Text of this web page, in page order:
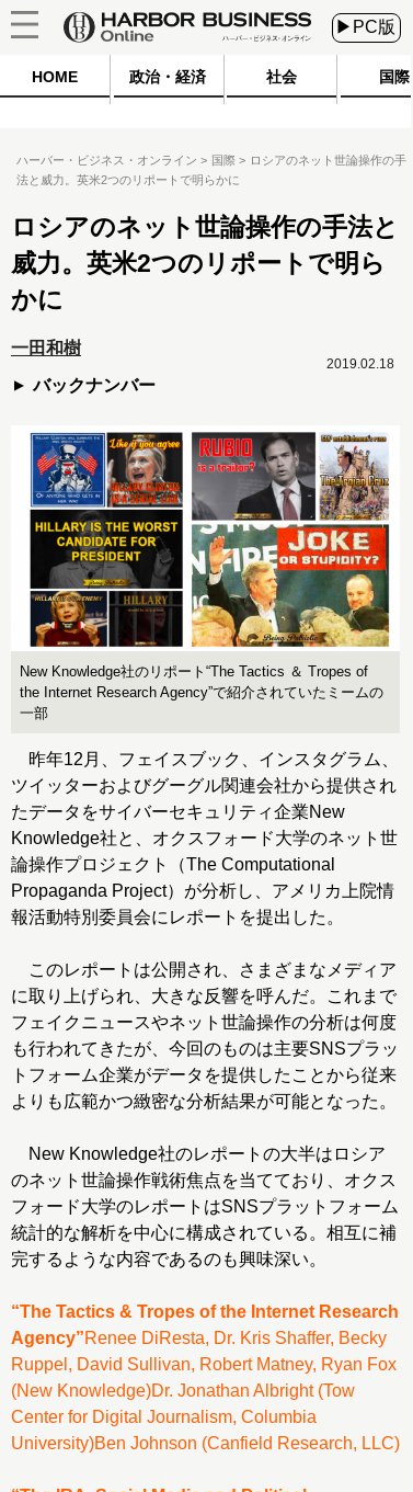
▶PC版
HOME 政治・経済 社会 国際
ハーバー・ビジネス・オンライン 国際
ロシアのネット世論操作の手
法と威力。英米2つのリポートで明らかに
ロシアのネット世論操作の手法と
威力。英米2つのリポートで明ら
かに
一田和樹
バックナンバー
2019.02.18
New Knowledge社のリポート“The Tactics ＆ Tropes of
the Internet Research Agency”で紹介されていたミームの
一部
昨年12月、フェイスブック、インスタグラム、
ツイッターおよびグーグル関連会社から提供され
たデータをサイバーセキュリティ企業New
Knowledge社と、オクスフォード大学のネット世
論操作プロジェクト（The Computational
Propaganda Project）が分析し、アメリカ上院情
報活動特別委員会にレポートを提出した。
このレポートは公開され、さまざまなメディア
に取り上げられ、大きな反響を呼んだ。これまで
フェイクニュースやネット世論操作の分析は何度
も行われてきたが、今回のものは主要SNSプラッ
トフォーム企業がデータを提供したことから従来
よりも広範かつ緻密な分析結果が可能となった。
New Knowledge社のレポートの大半はロシア
のネット世論操作戦術焦点を当てており、オクス
フォード大学のレポートはSNSプラットフォーム
統計的な解析を中心に構成されている。相互に補
完するような内容であるのも興味深い。
“The Tactics & Tropes of the Internet Research
Agency”Renee DiResta, Dr. Kris Shaffer, Becky
Ruppel, David Sullivan, Robert Matney, Ryan Fox
(New Knowledge)Dr. Jonathan Albright (Tow
Center for Digital Journalism, Columbia
University)Ben Johnson (Canfield Research, LLC)